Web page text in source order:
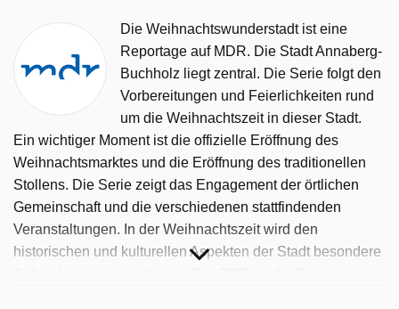
Die Weihnachtswunderstadt ist eine
Reportage auf MDR. Die Stadt Annaberg-
Buchholz liegt zentral. Die Serie folgt den
Vorbereitungen und Feierlichkeiten rund
um die Weihnachtszeit in dieser Stadt.
Ein wichtiger Moment ist die offizielle Eröffnung des
Weihnachtsmarktes und die Eröffnung des traditionellen
Stollens. Die Serie zeigt das Engagement der örtlichen
Gemeinschaft und die verschiedenen stattfindenden
Veranstaltungen. In der Weihnachtszeit wird den
historischen und kulturellen Aspekten der Stadt besondere